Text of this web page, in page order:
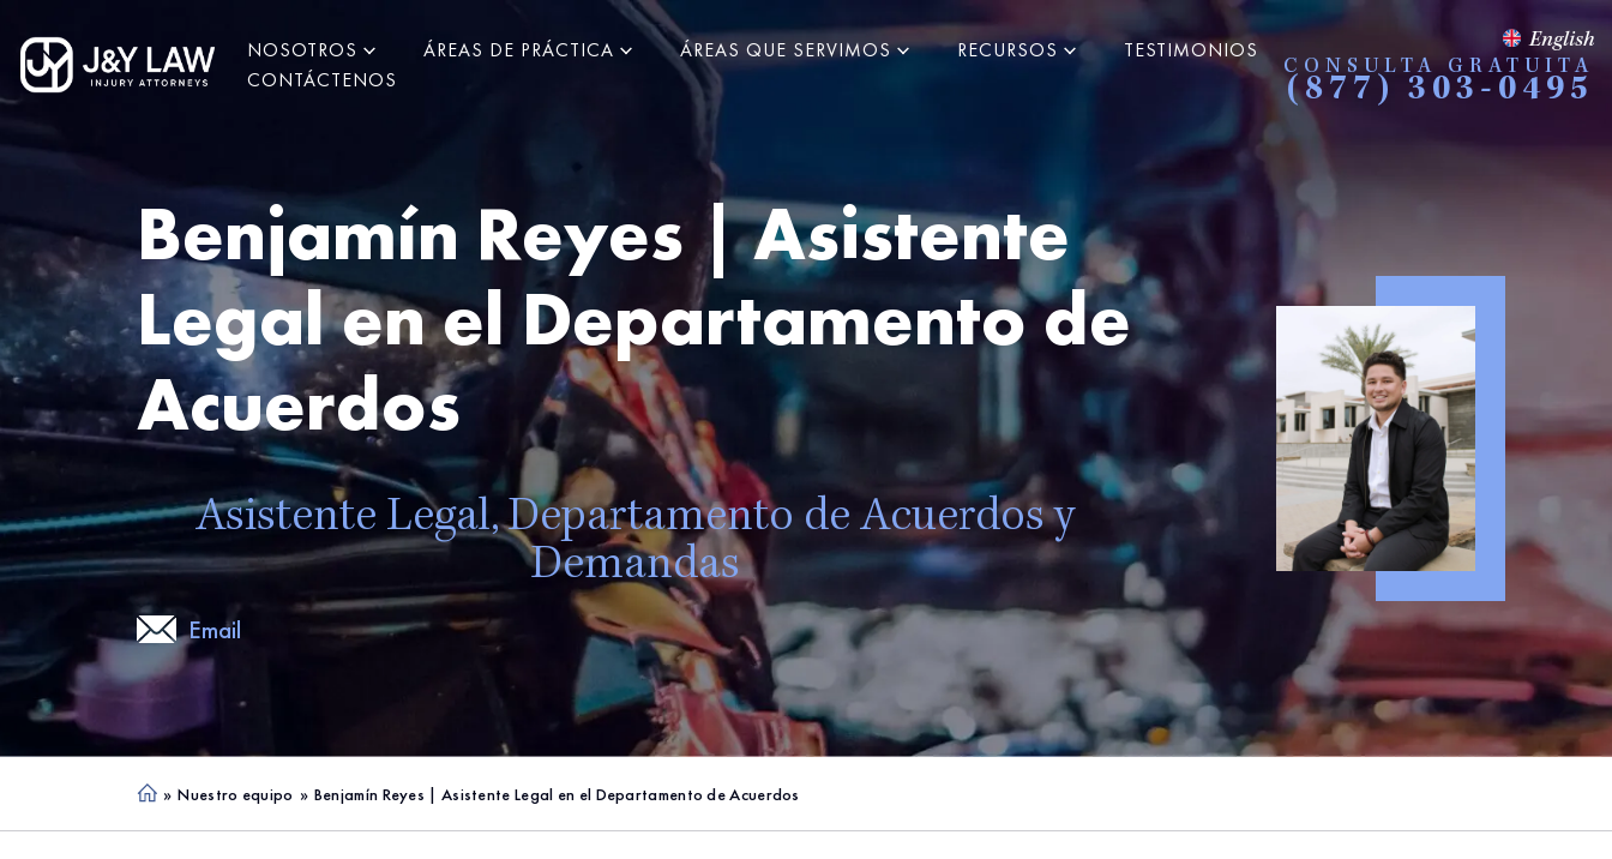
NOSOTROS ÁREAS DE PRÁCTICA ÁREAS QUE SERVIMOS RECURSOS
TESTIMONIOS
CONTÁCTENOS
English
CONSULTA GRATUITA
(877) 303-0495
Benjamín Reyes | Asistente
Legal en el Departamento de
Acuerdos
Asistente Legal, Departamento de Acuerdos y
Demandas
Email
Ho » Nuestro equipo » Benjamín Reyes | Asistente Legal en el Departamento de Acuerdos